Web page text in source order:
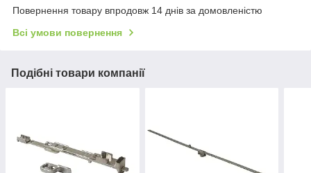
Повернення товару впродовж 14 днів за домовленістю
Всі умови повернення
Подібні товари компанії